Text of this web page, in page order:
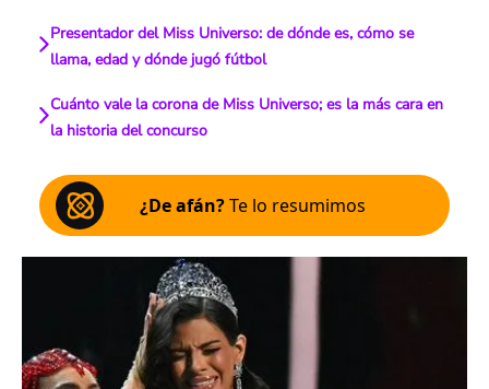
Presentador del Miss Universo: de dónde es, cómo se
llama, edad y dónde jugó fútbol
Cuánto vale la corona de Miss Universo; es la más cara en
la historia del concurso
¿De afán?Te lo resumimos